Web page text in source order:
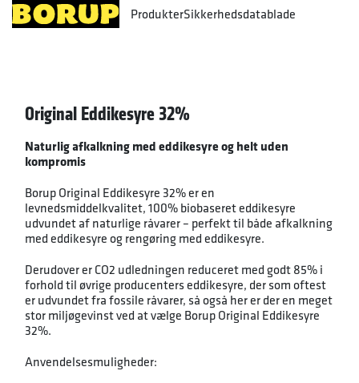
ProdukterSikkerhedsdatablade
Original Eddikesyre 32%
Naturlig afkalkning med eddikesyre og helt uden
kompromis
Borup Original Eddikesyre 32% er en
levnedsmiddelkvalitet, 100% biobaseret eddikesyre
udvundet af naturlige råvarer – perfekt til både afkalkning
med eddikesyre og rengøring med eddikesyre.
Derudover er CO2 udledningen reduceret med godt 85% i
forhold til øvrige producenters eddikesyre, der som oftest
er udvundet fra fossile råvarer, så også her er der en meget
stor miljøgevinst ved at vælge Borup Original Eddikesyre
32%.
Anvendelsesmuligheder: